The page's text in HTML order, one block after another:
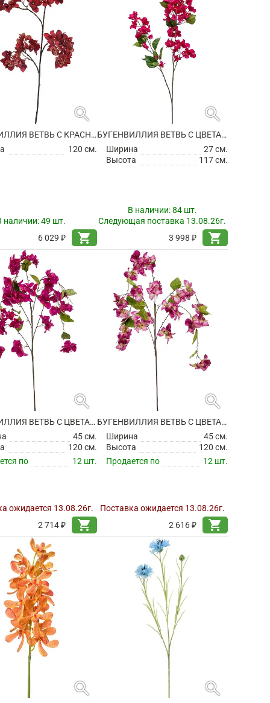
search
БУГЕНВИЛЛИЯ ВЕТВЬ С КРАСНЫМИ ЦВЕТАМИ ИСКУССТВЕННАЯ
120 см.
наличии:49 шт.
6 029 ₽
shopping_cart
search
БУГЕНВИЛЛИЯ ВЕТВЬ С ЦВЕТАМИ ИСКУССТВЕННАЯ
Ширина
27 см.
Высота
117 см.
В наличии:84 шт.
Следующая поставка 13.08.26г.
3 998 ₽
shopping_cart
search
БУГЕНВИЛЛИЯ ВЕТВЬ С ЦВЕТАМИ ИСКУССТВЕННАЯ
45 см.
120 см.
по
12 шт.
ожидается 13.08.26г.
2 714 ₽
shopping_cart
search
БУГЕНВИЛЛИЯ ВЕТВЬ С ЦВЕТАМИ ИСКУССТВЕННАЯ
Ширина
45 см.
Высота
120 см.
Продается по
12 шт.
Поставка ожидается 13.08.26г.
2 616 ₽
shopping_cart
search search